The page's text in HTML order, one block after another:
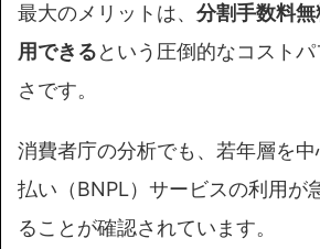
最大のメリットは、 分割手数料
用できるという圧倒的なコスト
さです。
消費者庁の分析でも、若年層を
払い（BNPL）サービスの利用が
ることが確認されています。